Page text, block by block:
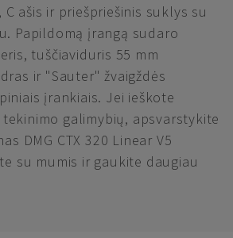
ašis ir priešpriešinis suklys su
Papildomą įrangą sudaro
tuščiaviduris 55 mm
ir "Sauter" žvaigždės
įrankiais. Jei ieškote
galimybių, apsvarstykite
DMG CTX 320 Linear V5
su mumis ir gaukite daugiau